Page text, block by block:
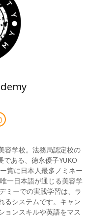
容学校。法務局認定校の
ある、徳永優子YUKO
賞に日本人最多ノミネー
一日本語が通じる美容学
ミーでの実践学習は、ラ
るシステムです。キャン
ョンスキルや英語をマス